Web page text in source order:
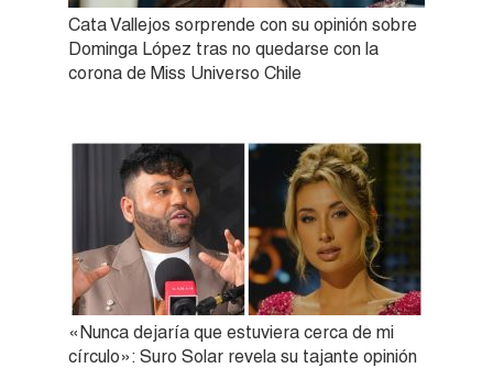
Cata Vallejos sorprende con su opinión sobre
Dominga López tras no quedarse con la
corona de Miss Universo Chile
«Nunca dejaría que estuviera cerca de mi
círculo»: Suro Solar revela su tajante opinión